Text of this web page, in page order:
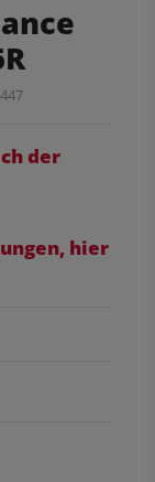
der
hier